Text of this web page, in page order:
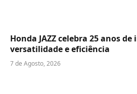
Honda JAZZ celebra 25 anos de
versatilidade e eficiência
7 de Agosto, 2026